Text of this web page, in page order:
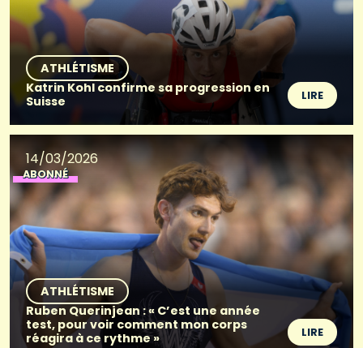
ATHLÉTISME
Katrin Kohl confirme sa progression en
Suisse
LIRE
14/03/2026
ABONNÉ
ATHLÉTISME
Ruben Querinjean : « C’est une année
test, pour voir comment mon corps
réagira à ce rythme »
LIRE